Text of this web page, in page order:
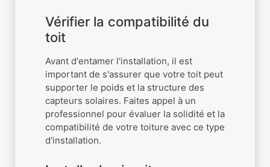
Vérifier la compatibilité du
toit
Avant d'entamer l'installation, il est
important de s'assurer que votre toit peut
supporter le poids et la structure des
capteurs solaires. Faites appel à un
professionnel pour évaluer la solidité et la
compatibilité de votre toiture avec ce type
d'installation.